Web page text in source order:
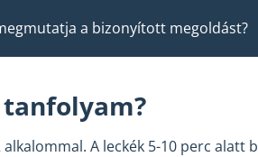
a bizonyított megoldást?
A leckék 5-10 perc alatt